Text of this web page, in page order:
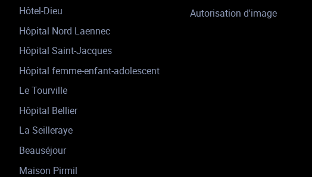
Hôtel-Dieu
Hôpital Nord Laennec
Hôpital Saint-Jacques
Hôpital femme-enfant-adolescent
Le Tourville
Hôpital Bellier
La Seilleraye
Beauséjour
Maison Pirmil
Autorisation d'image